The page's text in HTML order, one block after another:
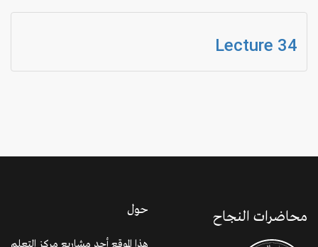
Lecture 34
محاضرات النجاح حول
هذا الموقع أحد مشاريع مركز التعلم